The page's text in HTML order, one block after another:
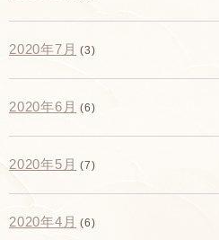
2020年7月 (3)
2020年6月 (6)
2020年5月 (7)
2020年4月 (6)